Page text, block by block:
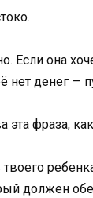
Если она
нет денег —
фраза,
должен